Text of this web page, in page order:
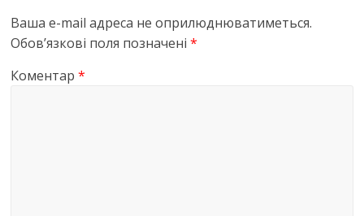
Ваша e-mail адреса не оприлюднюватиметься.
Обов’язкові поля позначені*
Коментар*